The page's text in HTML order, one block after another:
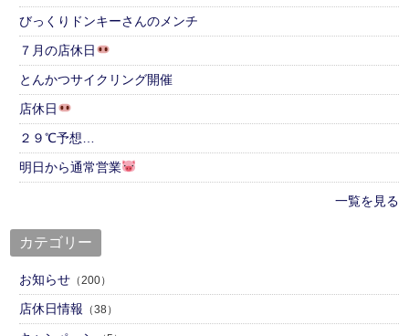
びっくりドンキーさんのメンチ
７月の店休日
とんかつサイクリング開催
店休日
２９℃予想…
明日から通常営業
一覧を見る
カテゴリー
お知らせ （200）
店休日情報 （38）